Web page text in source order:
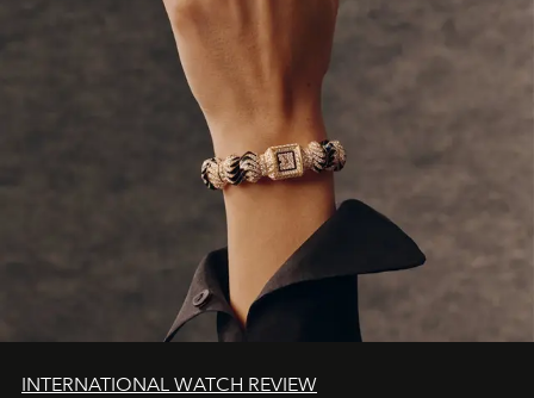
INTERNATIONAL WATCH REVIEW